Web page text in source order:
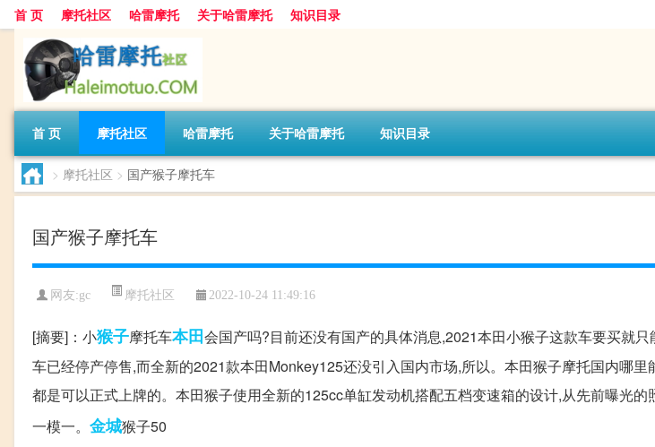
首 页 摩托社区 哈雷摩托 关于哈雷摩托 知识目录
首 页 摩托社区 哈雷摩托 关于哈雷摩托 知识目录
> 摩托社区 > 国产猴子摩托车
国产猴子摩托车
网友:gc 摩托社区 2022-10-24 11:49:16
[摘要]：小猴子摩托车本田会国产吗?目前还没有国产的具体消息,2021本田小猴子这款车要买就
车已经停产停售,而全新的2021款本田Monkey125还没引入国内市场,所以。本田猴子摩托国内哪
都是可以正式上牌的。本田猴子使用全新的125cc单缸发动机搭配五档变速箱的设计,从先前曝光
一模一。 金城猴子50